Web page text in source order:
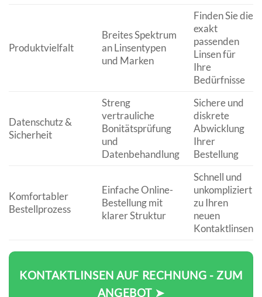
Produktvielfalt
Breites Spektrum
an Linsentypen
und Marken
Finden Sie die
exakt
passenden
Linsen für
Ihre
Bedürfnisse
Datenschutz &
Sicherheit
Streng
vertrauliche
Bonitätsprüfung
und
Datenbehandlung
Sichere und
diskrete
Abwicklung
Ihrer
Bestellung
Komfortabler
Bestellprozess
Einfache Online-
Bestellung mit
klarer Struktur
Schnell und
unkompliziert
zu Ihren
neuen
Kontaktlinsen
KONTAKTLINSEN AUF RECHNUNG - ZUM
ANGEBOT ➤